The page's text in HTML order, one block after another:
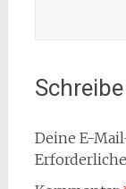
Deine E-